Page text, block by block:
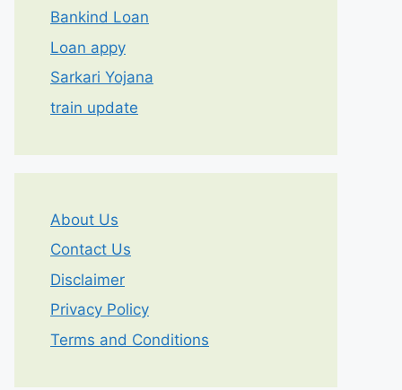
Bankind Loan
Loan appy
Sarkari Yojana
train update
About Us
Contact Us
Disclaimer
Privacy Policy
Terms and Conditions